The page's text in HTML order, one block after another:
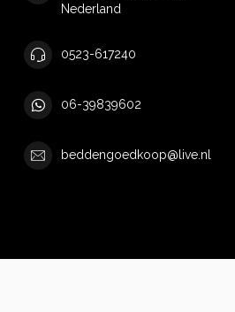
Nederland
0523-617240
06-39839602
beddengoedkoop@live.nl